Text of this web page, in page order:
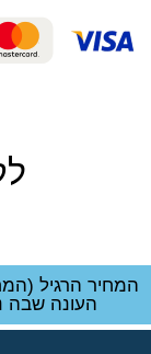
המחיר הרגיל
העונה שבה